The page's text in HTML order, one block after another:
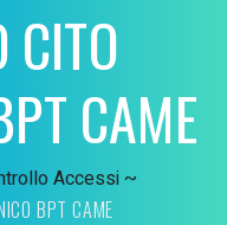
CITO
CAME
Accessi ~
BPT CAME